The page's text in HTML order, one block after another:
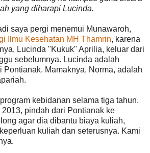
yang diharapi Lucinda.
saya pergi menemui Munawaroh,
Ilmu Kesehatan MH Thamrin, karena
Lucinda "Kukuk" Aprilia, keluar dari
sebelumnya. Lucinda adalah
Pontianak. Mamaknya, Norma, adalah
kebidanan selama tiga tahun.
pindah dari Pontianak ke
agar dia dibantu biaya kuliah,
kuliah dan seterusnya. Kami